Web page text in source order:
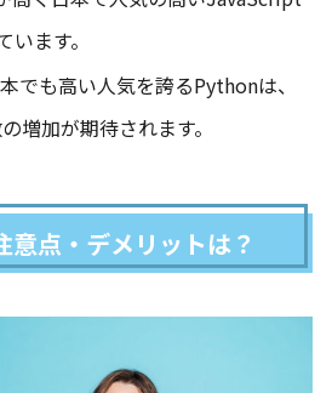
ます。
でも高い人気を誇るPythonは、
増加が期待されます。
点・デメリットは？